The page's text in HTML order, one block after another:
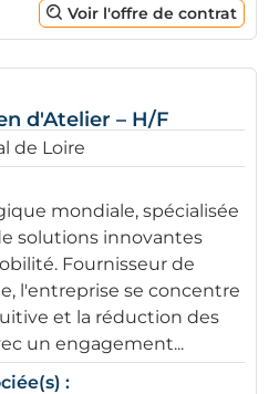
Voir l'offre de contrat
d'Atelier – H/F
de Loire
mondiale, spécialisée
solutions innovantes
Fournisseur de
l'entreprise se concentre
et la réduction des
un engagement...
: